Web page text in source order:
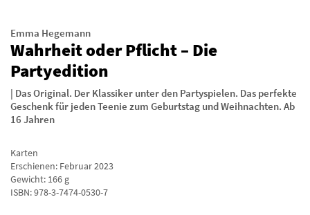
Emma Hegemann
Wahrheit oder Pflicht – Die
Partyedition
| Das Original. Der Klassiker unter den Partyspielen. Das perfekte
Geschenk für jeden Teenie zum Geburtstag und Weihnachten. Ab
16 Jahren
Karten
Erschienen: Februar 2023
Gewicht: 166 g
ISBN:978-3-7474-0530-7